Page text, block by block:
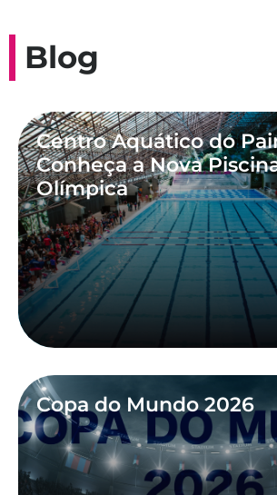
Blog
Centro Aquático do
Conheça a Nova
Olímpica
Copa do Mundo 2026